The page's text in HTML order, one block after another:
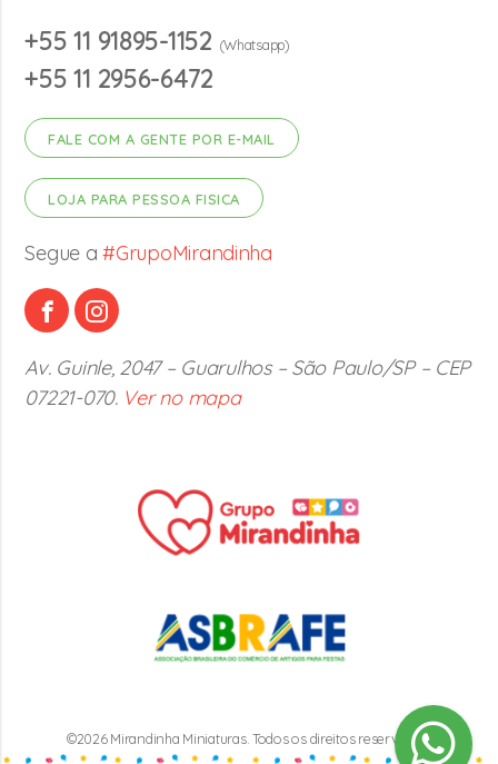
+55 11 91895-1152 (Whatsapp)
+55 11 2956-6472
FALE COM A GENTE POR E-MAIL
LOJA PARA PESSOA FISICA
Segue a#GrupoMirandinha
Av. Guinle, 2047 – Guarulhos – São Paulo/SP – CEP
07221-070. Ver no mapa
©2026 Mirandinha Miniaturas. Todos os direitos reservados.